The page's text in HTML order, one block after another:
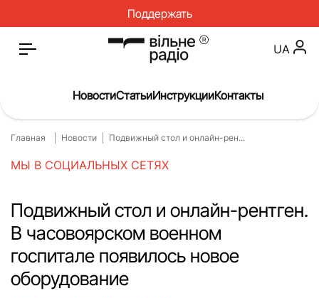
Поддержать
Главная
О нас
Инструкции
Спорт
Интервью
Досье
Репортаж
Блог
UA
НовостиСтатьиИнструкцииКонтакты
Главная Новости Подвижный стол и онлайн-рен...
МЫ В СОЦИАЛЬНЫХ СЕТЯХ
Подвижный стол и онлайн-рентген.
В часовоярском военном
госпитале появилось новое
оборудование